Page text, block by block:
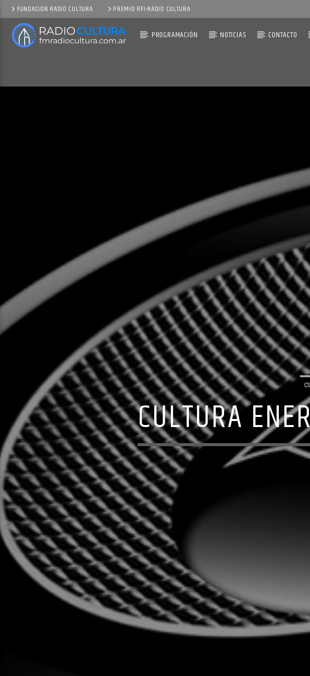
FUNDACIÓN RADIO CULTURA PREMIO RFI-RADIO CULTURA
PROGRAMACIÓN NOTICIAS CONTACTO
CULTURA